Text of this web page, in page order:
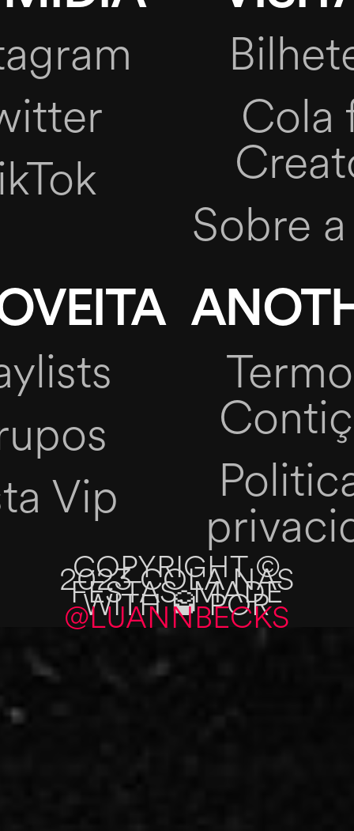
Cola
Sobre
Vip
COPYRIGHT ©
2023 COLA NAS
FESTAS. MADE
WITH 🥃 POR
@LUANNBECKS